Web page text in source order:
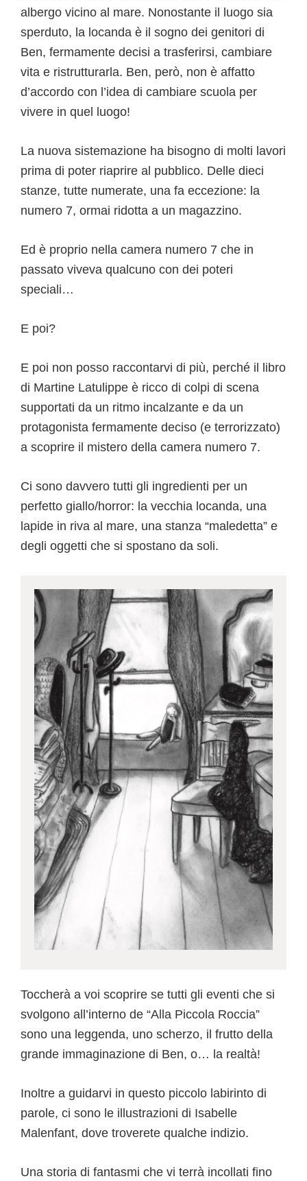
albergo vicino al mare. Nonostante il luogo sia
sperduto, la locanda è il sogno dei genitori di
Ben, fermamente decisi a trasferirsi, cambiare
vita e ristrutturarla. Ben, però, non è affatto
d’accordo con l’idea di cambiare scuola per
vivere in quel luogo!
La nuova sistemazione ha bisogno di molti lavori
prima di poter riaprire al pubblico. Delle dieci
stanze, tutte numerate, una fa eccezione: la
numero 7, ormai ridotta a un magazzino.
Ed è proprio nella camera numero 7 che in
passato viveva qualcuno con dei poteri
speciali…
E poi?
E poi non posso raccontarvi di più, perché il libro
di Martine Latulippe è ricco di colpi di scena
supportati da un ritmo incalzante e da un
protagonista fermamente deciso (e terrorizzato)
a scoprire il mistero della camera numero 7.
Ci sono davvero tutti gli ingredienti per un
perfetto giallo/horror: la vecchia locanda, una
lapide in riva al mare, una stanza “maledetta” e
degli oggetti che si spostano da soli.
Toccherà a voi scoprire se tutti gli eventi che si
svolgono all’interno de “Alla Piccola Roccia”
sono una leggenda, uno scherzo, il frutto della
grande immaginazione di Ben, o… la realtà!
Inoltre a guidarvi in questo piccolo labirinto di
parole, ci sono le illustrazioni di Isabelle
Malenfant, dove troverete qualche indizio.
Una storia di fantasmi che vi terrà incollati fino